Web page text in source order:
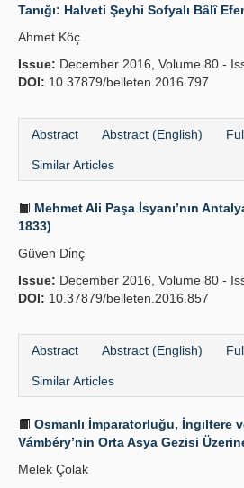
Tanığı: Halveti Şeyhi Sofyalı Bâlî
Ahmet Köç
Issue: December 2016, Volume 80 -
DOI: 10.37879/belleten.2016.797
Abstract Abstract (English)
Similar Articles
Mehmet Ali Paşa İsyanı’nın
1833)
Güven Di̇nç
Issue: December 2016, Volume 80 -
DOI: 10.37879/belleten.2016.857
Abstract Abstract (English)
Similar Articles
Osmanlı İmparatorluğu, İngiltere
Vámbéry’nin Orta Asya Gezisi
Melek Çolak